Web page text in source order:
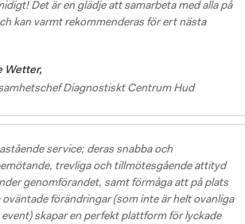
Det är en glädje att samarbeta med alla på
kan varmt rekommenderas för ert nästa
Wetter,
Diagnostiskt Centrum Hud
service; deras snabba och
trevliga och tillmötesgående attityd
genomförandet, samt förmåga att på plats
förändringar (som inte är helt ovanliga
skapar en perfekt plattform för lyckade